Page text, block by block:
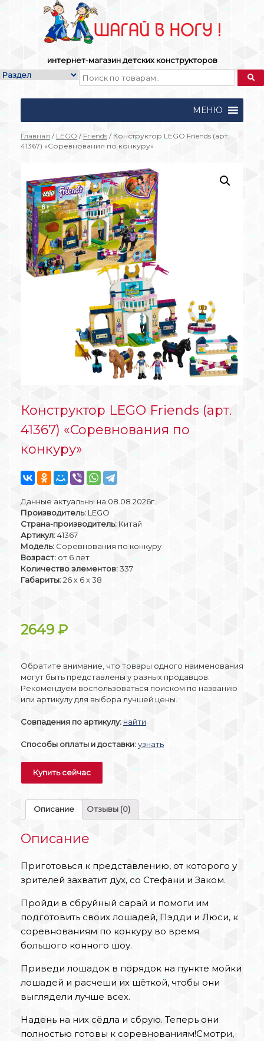
интернет-магазин детских конструкторов
МЕНЮ
Главная / LEGO / Friends / Конструктор LEGO Friends (арт.
41367) «Соревнования по конкуру»
Конструктор LEGO Friends (арт.
41367) «Соревнования по
конкуру»
Данные актуальны на 08.08.2026г.
Производитель: LEGO
Страна-производитель: Китай
Артикул:41367
Модель: Соревнования по конкуру
Возраст: от 6 лет
Количество элементов:337
Габариты:26 х 6 х 38
2649 ₽
Обратите внимание, что товары одного наименования
могут быть представлены у разных продавцов.
Рекомендуем воспользоваться поиском по названию
или артикулу для выбора лучшей цены.
Совпадения по артикулу: найти
Способы оплаты и доставки:узнать
Купить сейчас
Описание Отзывы (0)
Описание
Приготовься к представлению, от которого у
зрителей захватит дух, со Стефани и Заком.
Пройди в сбруйный сарай и помоги им
подготовить своих лошадей, Пэдди и Люси, к
соревнованиям по конкуру во время
большого конного шоу.
Приведи лошадок в порядок на пункте мойки
лошадей и расчеши их щёткой, чтобы они
выглядели лучше всех.
Надень на них сёдла и сбрую. Теперь они
полностью готовы к соревнованиям!Смотри,